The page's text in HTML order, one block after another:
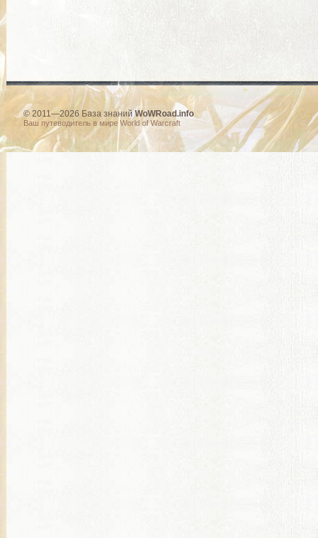
© 2011—2026 База знанийWoWRoad.info
Ваш путеводитель в мире World of Warcraft